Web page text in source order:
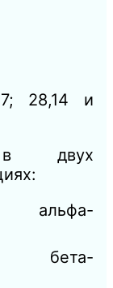
28,14 и
в двух
альфа-
бета-